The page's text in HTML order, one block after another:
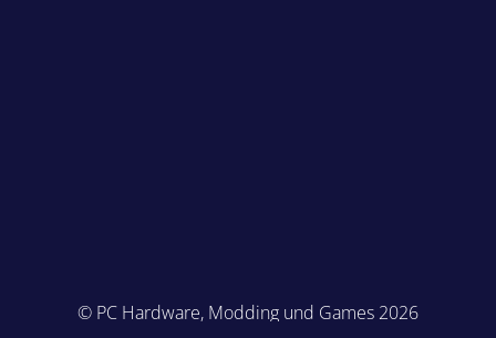
© PC Hardware, Modding und Games 2026